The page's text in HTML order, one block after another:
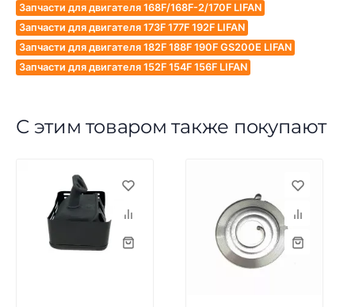
Запчасти для двигателя 168F/168F-2/170F LIFAN
Запчасти для двигателя 173F 177F 192F LIFAN
Запчасти для двигателя 182F 188F 190F GS200E LIFAN
Запчасти для двигателя 152F 154F 156F LIFAN
С этим товаром также покупают